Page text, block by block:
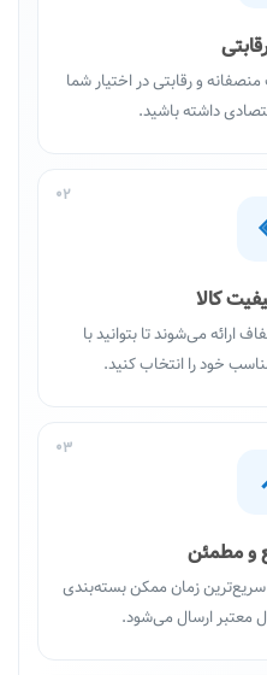
و رقابتی در اختیار شما
داشته باشید.
02
کالا
می‌شوند تا بتوانید با
خود را انتخاب کنید.
03
و مطمئن
زمان ممکن بسته‌بندی
معتبر ارسال می‌شود.